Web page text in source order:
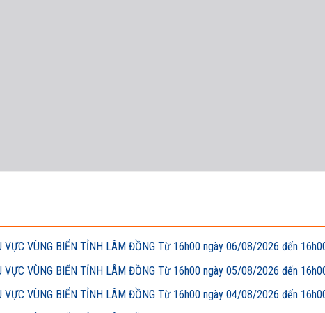
VỰC VÙNG BIỂN TỈNH LÂM ĐỒNG Từ 16h00 ngày 06/08/2026 đến
VỰC VÙNG BIỂN TỈNH LÂM ĐỒNG Từ 16h00 ngày 05/08/2026 đến
VỰC VÙNG BIỂN TỈNH LÂM ĐỒNG Từ 16h00 ngày 04/08/2026 đến